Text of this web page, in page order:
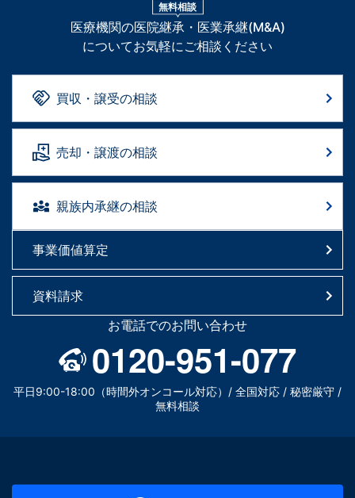
無料相談
医療機関の医院継承・医業承継(M&A)
についてお気軽にご相談ください
買収・譲受の相談
売却・譲渡の相談
親族内承継の相談
事業価値算定
資料請求
お電話でのお問い合わせ
0120-951-077
平日9:00-18:00（時間外オンコール対応）/ 全国対応 / 秘密厳守 /
無料相談